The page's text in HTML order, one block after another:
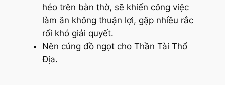
héo trên bàn thờ, sẽ khiến công việc
làm ăn không thuận lợi, gặp nhiều rắc
rối khó giải quyết.
Nên cúng đồ ngọt cho Thần Tài Thổ
Địa.